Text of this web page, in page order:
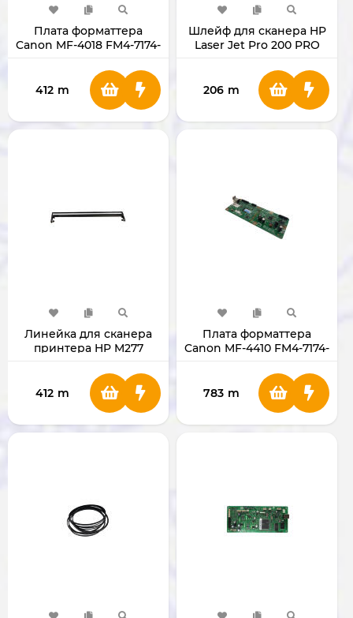
Плата форматтера
Canon MF-4018 FM4-7174-
412 m
Шлейф для сканера HP
Laser Jet Pro 200 PRO
206 m
Линейка для сканера
принтера HP M277
412 m
Плата форматтера
Canon MF-4410 FM4-7174-
783 m